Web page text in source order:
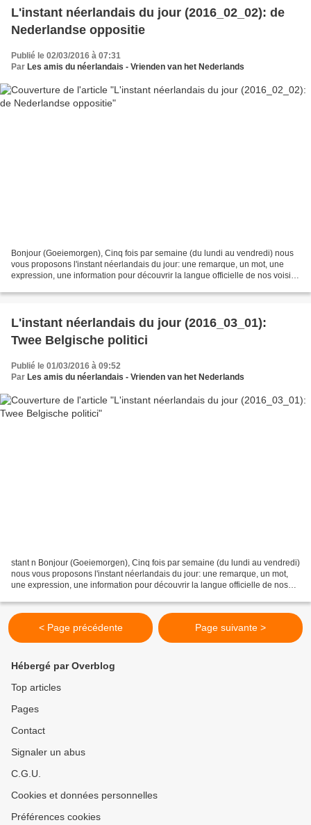
L'instant néerlandais du jour (2016_02_02): de
Nederlandse oppositie
Publié le 02/03/2016 à 07:31
Par Les amis du néerlandais - Vrienden van het Nederlands
Bonjour (Goeiemorgen), Cinq fois par semaine (du lundi au vendredi) nous
vous proposons l'instant néerlandais du jour: une remarque, un mot, une
expression, une information pour découvrir la langue officielle de nos voisins
L'instant néerlandais du jour (2016_03_01):
Twee Belgische politici
Publié le 01/03/2016 à 09:52
Par Les amis du néerlandais - Vrienden van het Nederlands
stant n Bonjour (Goeiemorgen), Cinq fois par semaine (du lundi au vendredi)
nous vous proposons l'instant néerlandais du jour: une remarque, un mot,
une expression, une information pour découvrir la langue officielle de nos
< Page précédente Page suivante >
Hébergé par Overblog
Top articles
Pages
Contact
Signaler un abus
C.G.U.
Cookies et données personnelles
Préférences cookies